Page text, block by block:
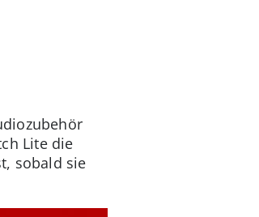
Lite die
sobald sie